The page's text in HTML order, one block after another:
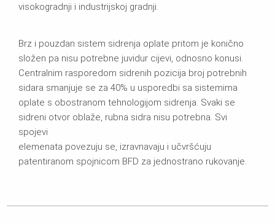
visokogradnji i industrijskoj gradnji.
Brz i pouzdan sistem sidrenja oplate pritom je konično
složen pa nisu potrebne juvidur cijevi, odnosno konusi.
Centralnim rasporedom sidrenih pozicija broj potrebnih
sidara smanjuje se za 40% u usporedbi sa sistemima
oplate s obostranom tehnologijom sidrenja. Svaki se
sidreni otvor oblaže, rubna sidra nisu potrebna. Svi
spojevi
elemenata povezuju se, izravnavaju i učvršćuju
patentiranom spojnicom BFD za jednostrano rukovanje.